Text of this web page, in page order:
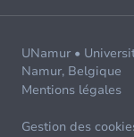
UNamur •
Namur, Belgique
Mentions légales
Gestion des